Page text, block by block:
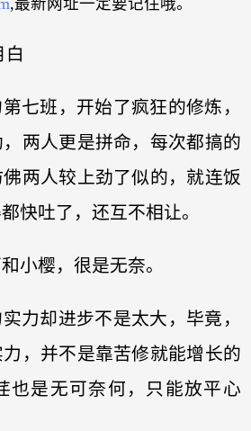
白
七班，开始了疯狂的修炼，
两人更是拼命，每次都搞的
两人较上劲了似的，就连饭
快吐了，还互不相让。
小樱，很是无奈。
力却进步不是太大，毕竟，
，并不是靠苦修就能增长的
也是无可奈何，只能放平心